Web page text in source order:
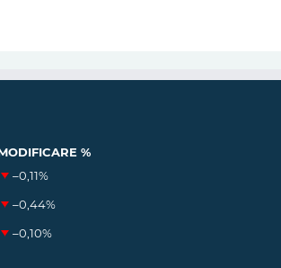
%
–0,11%
–0,44%
–0,10%